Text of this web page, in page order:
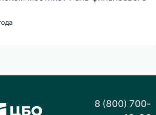
8 (800) 700-